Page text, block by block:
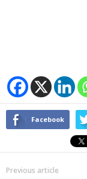
Facebook
Previous article